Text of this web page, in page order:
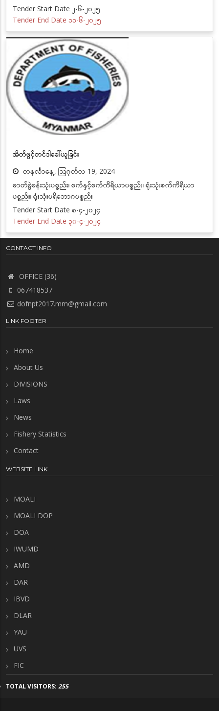
Tender Start Date ၂-၆-၂၀၂၅
Tender End Date ၁၁-၆-၂၀၂၅
အိတ်ဖွင့်တင်ဒါခေါ်ယူခြင်း
တနင်္လာနေ့, သြဂုတ်လ 19, 2024
ဓာတ်ခွဲခန်းသုံးပစ္စည်း၊ စက်နှင့်စက်ကိရိယာပစ္စည်း၊ ရုံးသုံးစက်ကိရိယာ
ပစ္စည်း၊ ရုံးသုံးပရိဘောဂပစ္စည်း
Tender Start Date ၈-၄-၂၀၂၄
Tender End Date ၃၀-၄-၂၀၂၄
CONTACT INFO
OFFICE (36)
067418537
dofnpt2017.mm@gmail.com
LINK FOOTER
Home
About Us
DIVISIONS
Laws
News
Fishery Statistics
Contact
WEBSITE LINK
MOALI
MOALI DOP
DOA
IWUMD
AMD
DAR
IBVD
DLAR
YAU
UVS
FIC
TOTAL VISITORS: 255